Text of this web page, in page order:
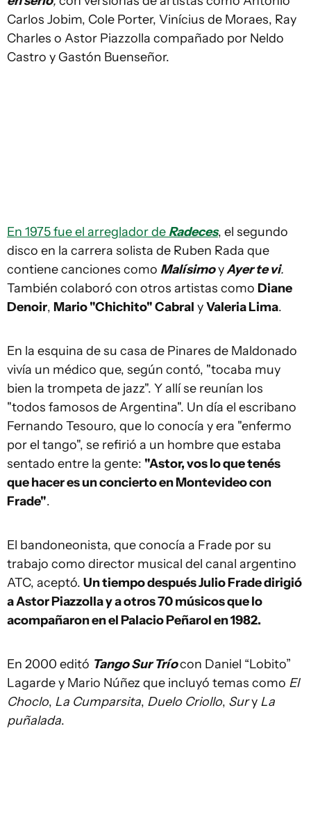
Carlos Jobim, Cole Porter, Vinícius de Moraes, Ray
Charles o Astor Piazzolla compañado por Neldo
Castro y Gastón Buenseñor.
En 1975 fue el arreglador de Radeces, el segundo
disco en la carrera solista de Ruben Rada que
contiene canciones como MalísimoyAyer te vi.
También colaboró con otros artistas como Diane
Denoir, Mario "Chichito" Cabral yValeria Lima.
En la esquina de su casa de Pinares de Maldonado
vivía un médico que, según contó, "tocaba muy
bien la trompeta de jazz". Y allí se reunían los
"todos famosos de Argentina". Un día el escribano
Fernando Tesouro, que lo conocía y era "enfermo
por el tango", se refirió a un hombre que estaba
sentado entre la gente: "Astor, vos lo que tenés
que hacer es un concierto en Montevideo con
Frade".
El bandoneonista, que conocía a Frade por su
trabajo como director musical del canal argentino
ATC, aceptó. Un tiempo después Julio Frade dirigió
a Astor Piazzolla y a otros 70 músicos que lo
acompañaron en el Palacio Peñarol en 1982.
En 2000 editó Tango Sur Tríocon Daniel “Lobito”
Lagarde y Mario Núñez que incluyó temas como El
Choclo, La Cumparsita, Duelo Criollo, Sury La
puñalada.